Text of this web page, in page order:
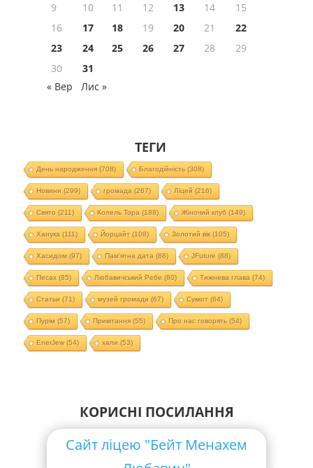
9
10 11 12 13 14
15
16
17 18 19 20 21
22
23
24 25 26 27 28
29
30
31
« Вер
Лис »
ТЕГИ
День народження(708) Благодійність (308)
Новини (299) громада (267) Ліцей (216)
Свято (211) Колель Тора (188) Жіночий клуб (149)
Ханука (111) Йорцайт (108) Золотий вік(105)
Хасидізм (97) Пам'ятна дата (88) JFuture (88)
Песах(85) Любавичський Ребе (80) Тижнева глава (74)
Статьи (71) музей громади (67) Суккот (64)
Пурім (57) Привітання(55) Про нас говорять (54)
EnerJew(54) хали (53)
КОРИСНІ ПОСИЛАННЯ
Сайт ліцею "Бейт Менахем